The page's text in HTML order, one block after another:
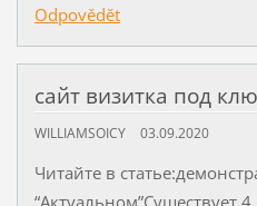
Odpovědět
сайт визитка под
WILLIAMSOICY 03.09.2020
Читайте в
“Актуальном”Существует